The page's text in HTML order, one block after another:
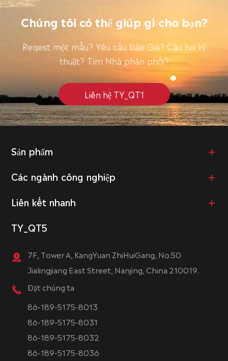
Chúng tôi có thể giúp gì cho bạn?
Reqest một mẫu? Yêu cầu báo Giá? Câu hỏi kỹ
thuật? Tìm Nhà phân phối?
Liên hệ TY_QT1
Sản phẩm
Các ngành công nghiệp
Liên kết nhanh
TY_QT5
7F, Tower A, KangYuan ZhiHuiGang, No.50
Jialingjiang East Street, Nanjing, China 210019.
Đặt chúng ta
86-189-5175-8013
86-189-5175-8031
86-189-5175-8032
86-189-5175-8036